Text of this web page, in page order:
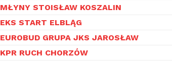
MŁYNY STOISŁAW KOSZALIN
EKS START ELBLĄG
EUROBUD GRUPA JKS JAROSŁAW
KPR RUCH CHORZÓW